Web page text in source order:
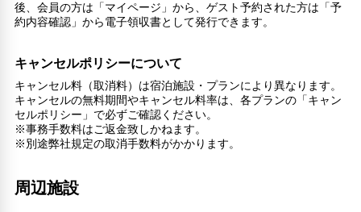
後、会員の方は「マイページ」から、ゲスト予約された方は「予
約内容確認」から電子領収書として発行できます。
キャンセルポリシーについて
キャンセル料（取消料）は宿泊施設・プランにより異なります。
キャンセルの無料期間やキャンセル料率は、各プランの「キャン
セルポリシー」で必ずご確認ください。
※事務手数料はご返金致しかねます。
※別途弊社規定の取消手数料がかかります。
周辺施設